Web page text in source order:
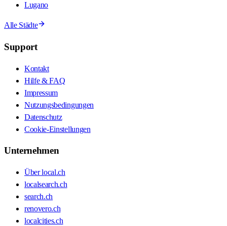
Lugano
Alle Städte
Support
Kontakt
Hilfe & FAQ
Impressum
Nutzungsbedingungen
Datenschutz
Cookie-Einstellungen
Unternehmen
Über local.ch
localsearch.ch
search.ch
renovero.ch
localcities.ch